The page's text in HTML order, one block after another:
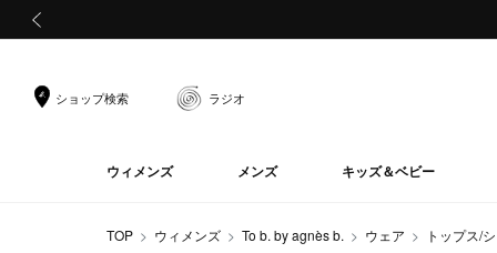
ショップ検索 ラジオ
ウィメンズ メンズ キッズ＆ベビー
TOP ウィメンズ To b. by agnès b. ウェア トップス/